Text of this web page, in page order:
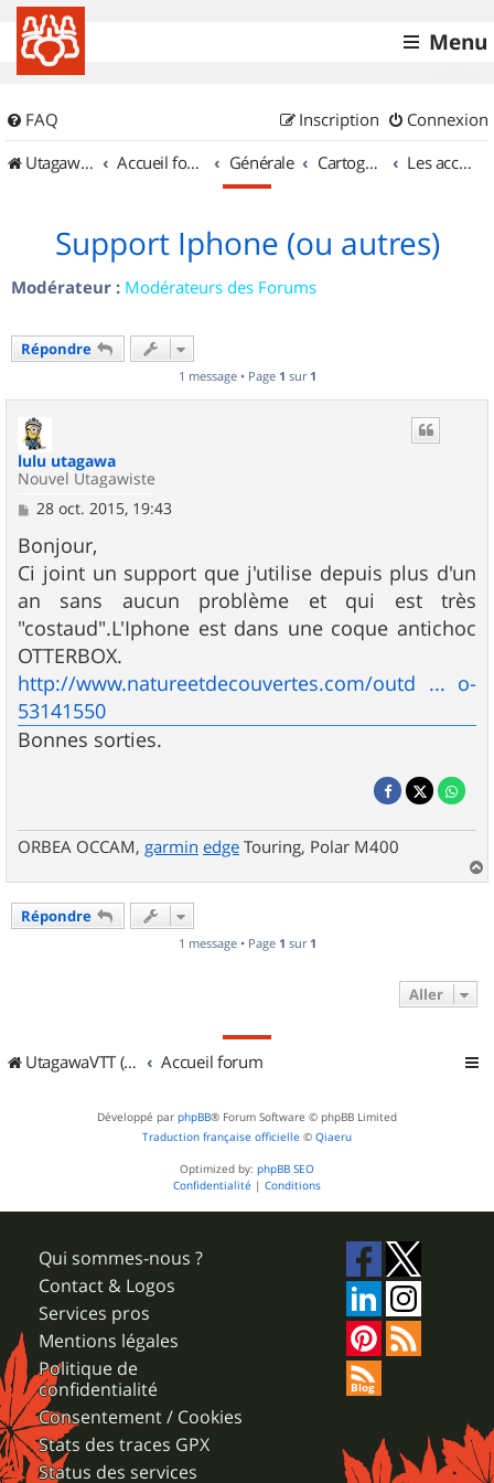
Menu
FAQ Connexion
Inscription
UtagawaVTT (Randos VTT et VTTAE avec traces GPS)
Accueil forum Générale Cartographie et GPS Les accessoires
Support Iphone (ou autres)
Modérateur : Modérateurs des Forums
Répondre
1 message • Page 1 sur 1
lulu utagawa
Nouvel Utagawiste
M
s
s
a
g
e
28 oct. 2015, 19:43
Bonjour,
Ci joint un support que j'utilise depuis plus d'un
an sans aucun problème et qui est très
"costaud".L'Iphone est dans une coque antichoc
OTTERBOX.
http://www.natureetdecouvertes.com/outd ... o-
53141550
Bonnes sorties.
ORBEA OCCAM, garmin edge Touring, Polar M400
a
Répondre
1 message • Page 1 sur 1
Aller
UtagawaVTT (Randos VTT et VTTAE avec traces GPS) Accueil forum
Développé par phpBB® Forum Software © phpBB Limited
Traduction française officielle © Qiaeru
Optimized by: phpBB SEO
Confidentialité | Conditions
Qui sommes-nous ?
Contact & Logos
Services pros
Mentions légales
Politique de
confidentialité
Consentement / Cookies
Stats des traces GPX
Status des services